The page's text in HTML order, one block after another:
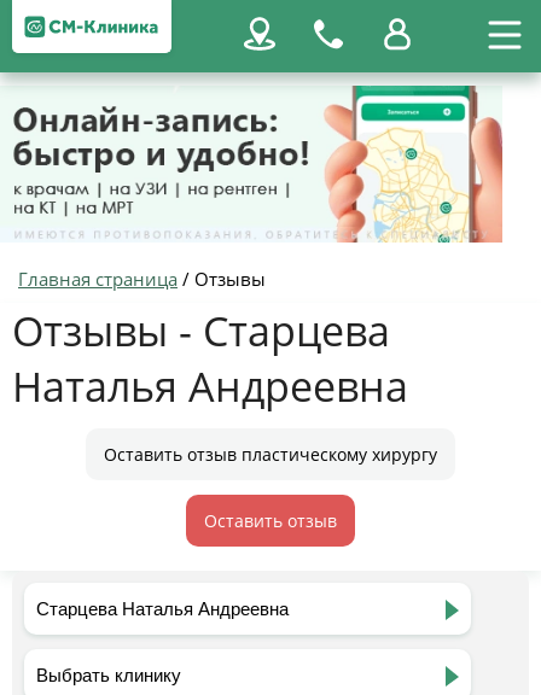
Главная страница / Отзывы
Отзывы - Старцева
Наталья Андреевна
Оставить отзыв пластическому хирургу
Оставить отзыв